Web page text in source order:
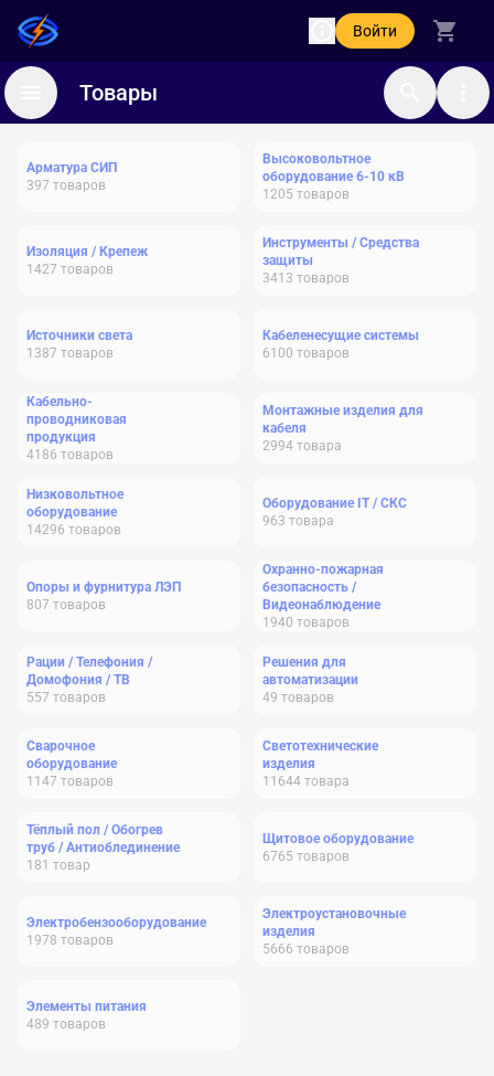
Войти
Товары
Арматура СИП
397 товаров
Высоковольтное
оборудование 6-10 кВ
1205 товаров
Изоляция / Крепеж
1427 товаров
Инструменты / Средства
защиты
3413 товаров
Источники света
1387 товаров
Кабеленесущие системы
6100 товаров
Кабельно-
проводниковая
продукция
4186 товаров
Монтажные изделия для
кабеля
2994 товара
Низковольтное
оборудование
14296 товаров
Оборудование IT / СКС
963 товара
Опоры и фурнитура ЛЭП
807 товаров
Охранно-пожарная
безопасность /
Видеонаблюдение
1940 товаров
Рации / Телефония /
Домофония / ТВ
557 товаров
Решения для
автоматизации
49 товаров
Сварочное
оборудование
1147 товаров
Светотехнические
изделия
11644 товара
Тёплый пол / Обогрев
труб / Антиоблединение
181 товар
Щитовое оборудование
6765 товаров
Электробензооборудование
1978 товаров
Электроустановочные
изделия
5666 товаров
Элементы питания
489 товаров